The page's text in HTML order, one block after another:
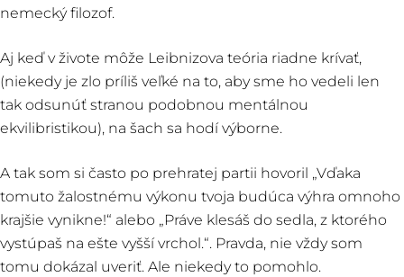
nemecký filozof.
Aj keď v živote môže Leibnizova teória riadne krívať,
(niekedy je zlo príliš veľké na to, aby sme ho vedeli len
tak odsunúť stranou podobnou mentálnou
ekvilibristikou), na šach sa hodí výborne.
A tak som si často po prehratej partii hovoril „Vďaka
tomuto žalostnému výkonu tvoja budúca výhra omnoho
krajšie vynikne!“ alebo „Práve klesáš do sedla, z ktorého
vystúpaš na ešte vyšší vrchol.“. Pravda, nie vždy som
tomu dokázal uveriť. Ale niekedy to pomohlo.